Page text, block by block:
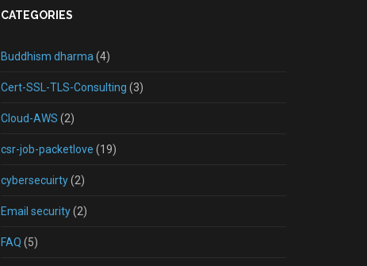
CATEGORIES
Buddhism dharma (4)
Cert-SSL-TLS-Consulting (3)
Cloud-AWS (2)
csr-job-packetlove (19)
cybersecuirty(2)
Email security(2)
FAQ (5)